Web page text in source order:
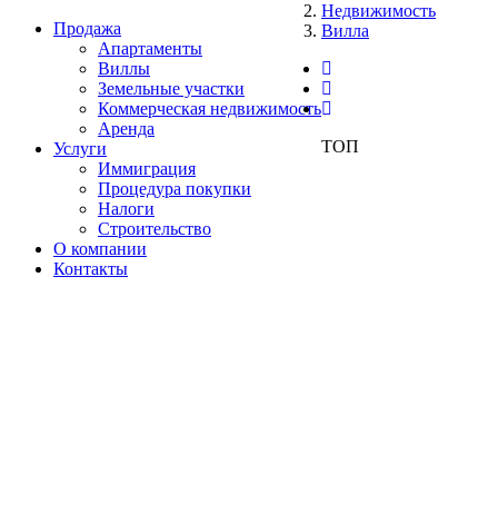
Продажа
Апартаменты
Виллы
Земельные участки
Коммерческая недвижимость
Аренда
Услуги
Иммиграция
Процедура покупки
Налоги
Строительство
О компании
Контакты
Недвижимость
Вилла
ТОП